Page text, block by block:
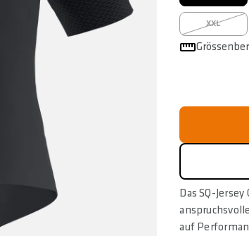
XXL
Das SQ-
auf